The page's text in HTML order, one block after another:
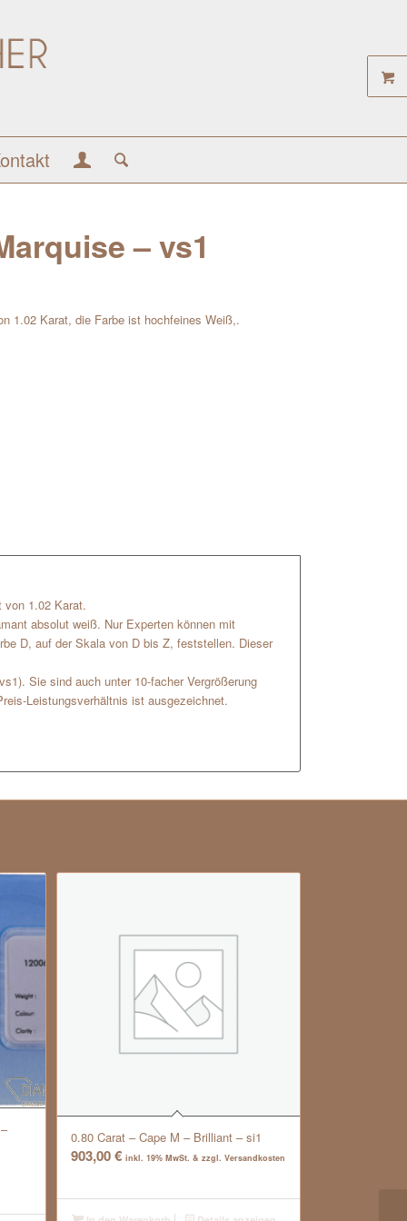
– vs1
1.02 Karat, die Farbe ist hochfeines Weiß,.
von 1.02 Karat.
absolut weiß. Nur Experten können mit
D, auf der Skala von D bis Z, feststellen. Dieser
Sie sind auch unter 10-facher Vergrößerung
Leistungsverhältnis ist ausgezeichnet.
0.80 Carat – Cape M – Brilliant – si1
903,00€ inkl. 19% MwSt. & zzgl. Versandkosten